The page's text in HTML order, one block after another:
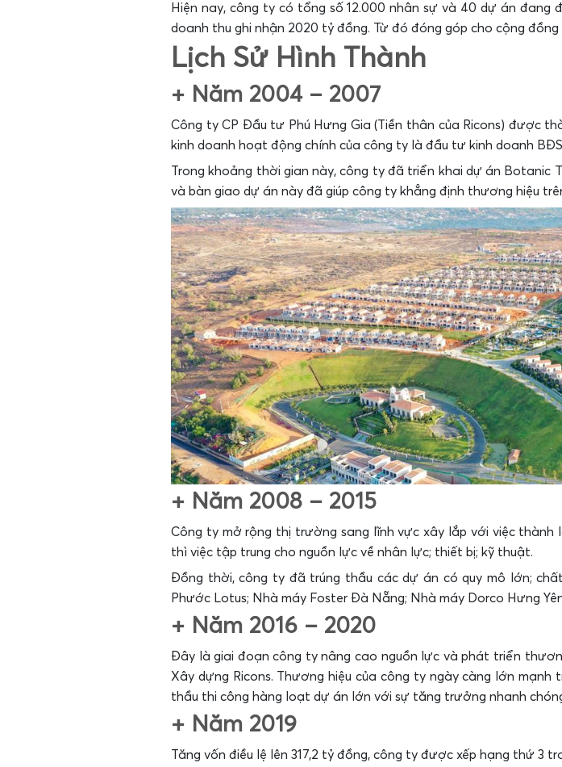
Hiện nay, công ty có tổng số 12.000 nhân sự và 40 dự án
doanh thu ghi nhận 2020 tỷ đồng. Từ đó đóng góp cho cộng
Lịch Sử Hình Thành
+ Năm 2004 – 2007
Công ty CP Đầu tư Phú Hưng Gia (Tiền thân của Ricons) được
kinh doanh hoạt động chính của công ty là đầu tư kinh doanh
Trong khoảng thời gian này, công ty đã triển khai dự án Botanic
và bàn giao dự án này đã giúp công ty khẳng định thương hiệu
+ Năm 2008 – 2015
Công ty mở rộng thị trường sang lĩnh vực xây lắp với việc
thì việc tập trung cho nguồn lực về nhân lực; thiết bị; kỹ thuật.
Đồng thời, công ty đã trúng thầu các dự án có quy mô lớn;
Phước Lotus; Nhà máy Foster Đà Nẵng; Nhà máy Dorco Hưng
+ Năm 2016 – 2020
Đây là giai đoạn công ty nâng cao nguồn lực và phát triển
Xây dựng Ricons. Thương hiệu của công ty ngày càng lớn
thầu thi công hàng loạt dự án lớn với sự tăng trưởng nhanh
+ Năm 2019
Tăng vốn điều lệ lên 317,2 tỷ đồng, công ty được xếp hạng thứ